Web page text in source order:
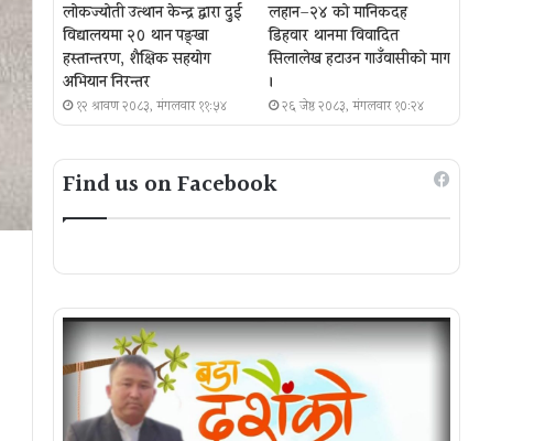
लोकज्योती उत्थान केन्द्र द्वारा दुई
विद्यालयमा २० थान पङ्खा
हस्तान्तरण, शैक्षिक सहयोग
अभियान निरन्तर
१२ श्रावण २०८३, मंगलवार ११:५४
लहान–२४ को मानिकदह
डिहवार थानमा विवादित
सिलालेख हटाउन गाउँवासीको माग
।
२६ जेष्ठ २०८३, मंगलवार १०:२४
Find us on Facebook